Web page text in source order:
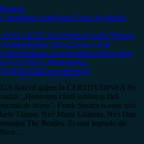
Certitudinea printOpiniiTema de gândire
NON LICET IOVIAdrian Copilu Minune
Nicu Covaci a fost
certitudinea.rocertitudinea.roHeruvimii
Miron ManegaNicu
licet Iovi non licet bovi
Articol apărut în CERTITUDINEA Nr.
„Heruvimii cântă sublim și fără
de aceea”. Frank Sinatra n-avea nici
Tănase. Nici Maria Lătărețu. Nici Dan
The Beatles. Ei sunt legende ale
Nicu…